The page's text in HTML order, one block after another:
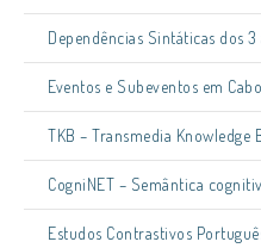
Dependências Sintáticas dos 3
Eventos e Subeventos em
TKB – Transmedia
CogniNET – Semântica
Estudos Contrastivos